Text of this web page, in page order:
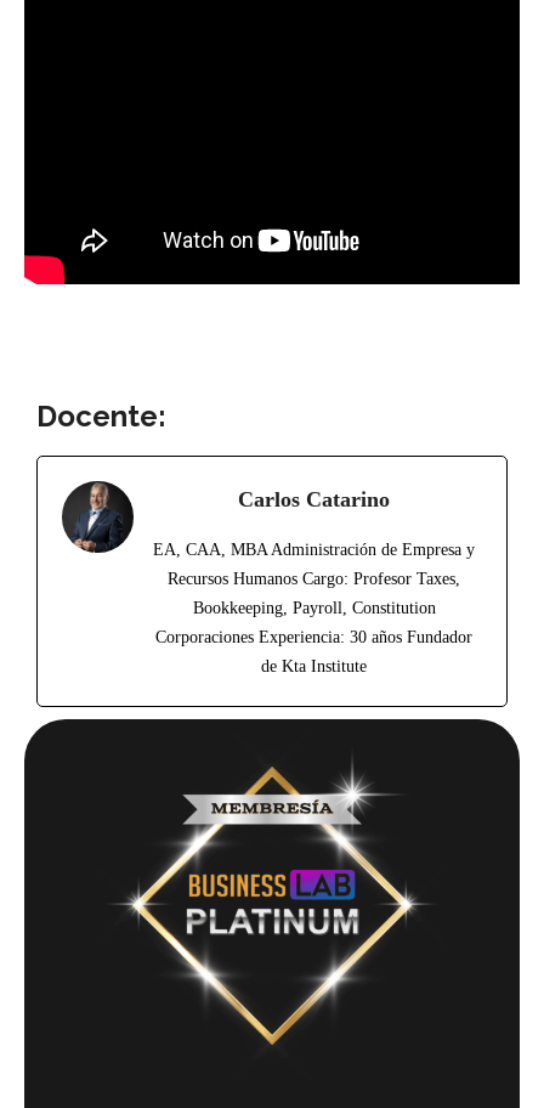
Docente:
Carlos Catarino
EA, CAA, MBA Administración de Empresa y
Recursos Humanos Cargo: Profesor Taxes,
Bookkeeping, Payroll, Constitution
Corporaciones Experiencia: 30 años Fundador
de Kta Institute